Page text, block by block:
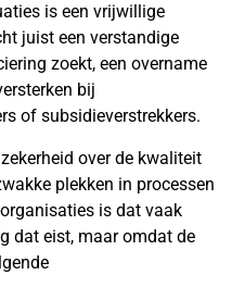
is een vrijwillige
juist een verstandige
zoekt, een overname
bij
of subsidieverstrekkers.
over de kwaliteit
plekken in processen
is dat vaak
dat eist, maar omdat de